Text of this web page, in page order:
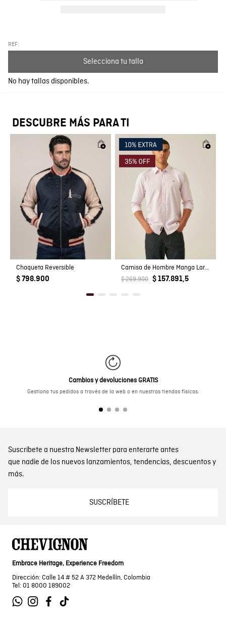
REF:
Selecciona tu talla
No hay tallas disponibles.
DESCUBRE MÁS PARA TI
Chaqueta Reversible
$ 798.900
Camisa de Hombre Manga Larga Slim Fit Pato Bordado Tela Oxford en Algodón
$ 269.900 $ 157.891,5
Cambios y devoluciones GRATIS
Gestiona tus pedidos a través de la web o en nuestras tiendas físicas.
Suscríbete a nuestra Newsletter para enterarte antes
que nadie de los nuevos lanzamientos, tendencias, descuentos y
más.
SUSCRÍBETE
Embrace Heritage, Experience Freedom
Dirección: Calle 14 # 52 A 372 Medellín, Colombia
Tel: 01 8000 189002